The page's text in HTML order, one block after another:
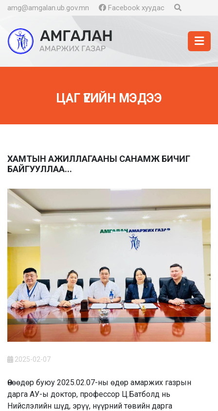
amg@amgalan.ub.gov.mn Facebook хуудас
ЦАГ ҮЕИЙН МЭДЭЭ
ХАМТЫН АЖИЛЛАГААНЫ САНАМЖ БИЧИГ
БАЙГУУЛЛАА...
2025-02-07
Өнөөдөр буюу 2025.02.07-ны өдөр амаржих газрын
дарга АУ-ы доктор, профессор Ц.Батболд нь
Нийслэлийн шүд, эрүү, нүүрний төвийн дарга